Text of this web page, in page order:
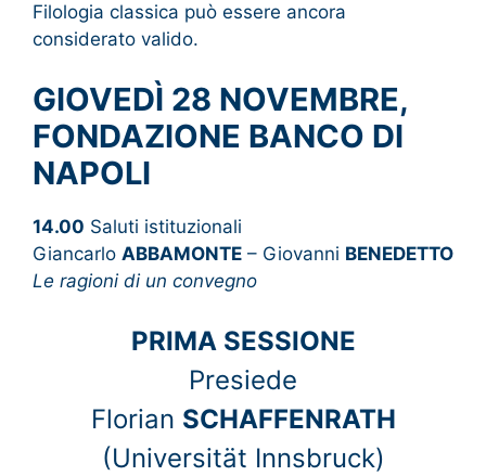
Filologia classica può essere ancora
considerato valido.
GIOVEDÌ 28 NOVEMBRE,
FONDAZIONE BANCO DI
NAPOLI
14.00 Saluti istituzionali
Giancarlo ABBAMONTE – Giovanni BENEDETTO
Le ragioni di un convegno
PRIMA SESSIONE
Presiede
Florian SCHAFFENRATH
(Universität Innsbruck)